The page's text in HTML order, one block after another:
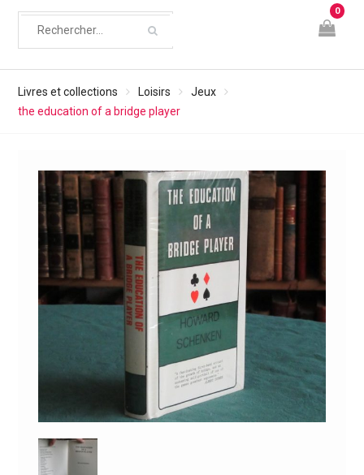
0
Livres et collections Loisirs
Jeux
the education of a bridge player